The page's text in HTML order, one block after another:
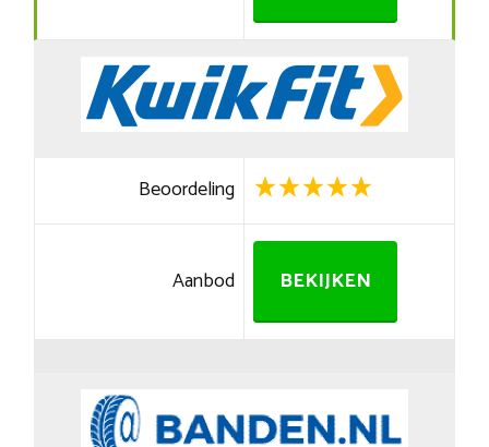
Beoordeling
Aanbod BEKIJKEN